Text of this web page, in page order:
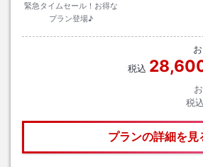
緊急タイムセール！お得な
プラン登場♪
税込
税込
プランの詳細を見